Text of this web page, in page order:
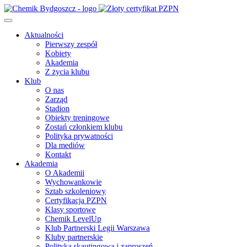
Aktualności
Pierwszy zespół
Kobiety
Akademia
Z życia klubu
Klub
O nas
Zarząd
Stadion
Obiekty treningowe
Zostań członkiem klubu
Polityka prywatności
Dla mediów
Kontakt
Akademia
O Akademii
Wychowankowie
Sztab szkoleniowy
Certyfikacja PZPN
Klasy sportowe
Chemik LevelUp
Klub Partnerski Legii Warszawa
Kluby partnerskie